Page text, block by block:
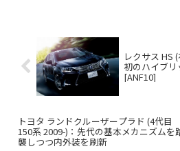
レクサス HS
初のハイブ
[ANF10]
トヨタ ランドクルーザープラド (4代目
150系 2009-)：先代の基本メカニズムを
襲しつつ内外装を刷新